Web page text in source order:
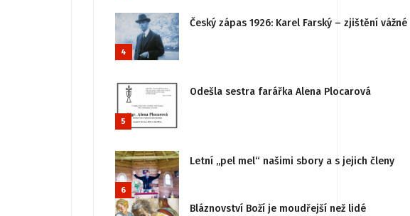
4
Český zápas 1926: Karel Farský – zjištění
5
Odešla sestra farářka Alena Plocarová
6
Letní „pel mel“ našimi sbory a s jejich členy
Bláznovství Boží je moudřejší než lidé